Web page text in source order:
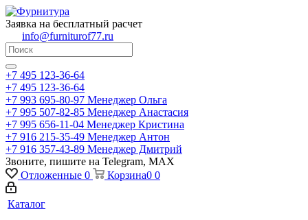
Заявка на бесплатный расчет
info@furniturof77.ru
+7 495 123-36-64
+7 495 123-36-64
+7 993 695-80-97 Менеджер Ольга
+7 995 507-82-85 Менеджер Анастасия
+7 995 656-11-04 Менеджер Кристина
+7 916 215-35-49 Менеджер Антон
+7 916 357-43-89 Менеджер Дмитрий
Звоните, пишите на Telegram, MAX
Отложенные 0 Корзина0 0
Каталог